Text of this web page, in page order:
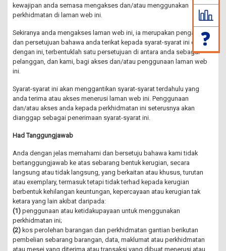
kewajipan anda semasa mengakses dan/atau menggunakan
perkhidmatan di laman web ini.
Sekiranya anda mengakses laman web ini, ia merupakan pengakuan
dan persetujuan bahawa anda terikat kepada syarat-syarat ini dan
dengan ini, terbentuklah satu persetujuan di antara anda sebagai
pelanggan, dan kami, bagi akses dan/atau penggunaan laman web
ini.
Syarat-syarat ini akan menggantikan syarat-syarat terdahulu yang
anda terima atau akses menerusi laman web ini. Penggunaan
dan/atau akses anda kepada perkhidmatan ini seterusnya akan
dianggap sebagai penerimaan syarat-syarat ini.
Had Tanggungjawab
Anda dengan jelas memahami dan bersetuju bahawa kami tidak
bertanggungjawab ke atas sebarang bentuk kerugian, secara
langsung atau tidak langsung, yang berkaitan atau khusus, turutan
atau exemplary, termasuk tetapi tidak terhad kepada kerugian
berbentuk kehilangan keuntungan, kepercayaan atau kerugian tak
ketara yang lain akibat daripada:
(1) penggunaan atau ketidakupayaan untuk menggunakan
perkhidmatan ini;
(2) kos perolehan barangan dan perkhidmatan gantian berikutan
pembelian sebarang barangan, data, maklumat atau perkhidmatan
atau mesej yang diterima atau transaksi yang dibuat menerusi atau